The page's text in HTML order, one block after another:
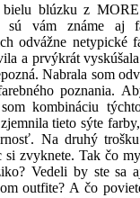
bielu blúzku z
sú vám známe aj
odvážne netypické
a prvýkrát
Nabrala som
poznania.
kombináciu
tieto sýte
Na druhý
si zvyknete. Tak čo
Vedeli by ste sa
outfite? A čo